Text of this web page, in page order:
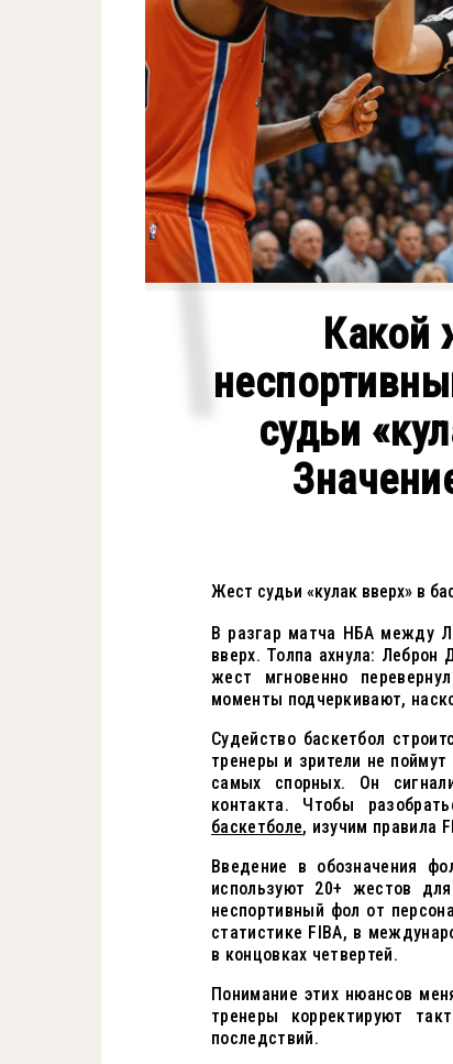
Какой
судьи
Жест судьи «кулак вверх» в
В разгар матча НБА между
вверх. Толпа ахнула:
жест мгновенно
моменты подчеркивают,
Судейство баскетбол
тренеры и зрители не
самых спорных. Он
контакта. Чтобы
баскетболе, изучим правила
Введение в обозначения
используют 20+ жестов
неспортивный фол от
статистике FIBA, в
в концовках четвертей.
Понимание этих нюансов
тренеры корректируют
последствий.